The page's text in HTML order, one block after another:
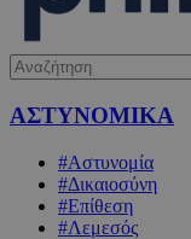
ΑΣΤΥΝΟΜΙΚΑ
#Αστυνομία
#Δικαιοσύνη
#Επίθεση
#Λεμεσός